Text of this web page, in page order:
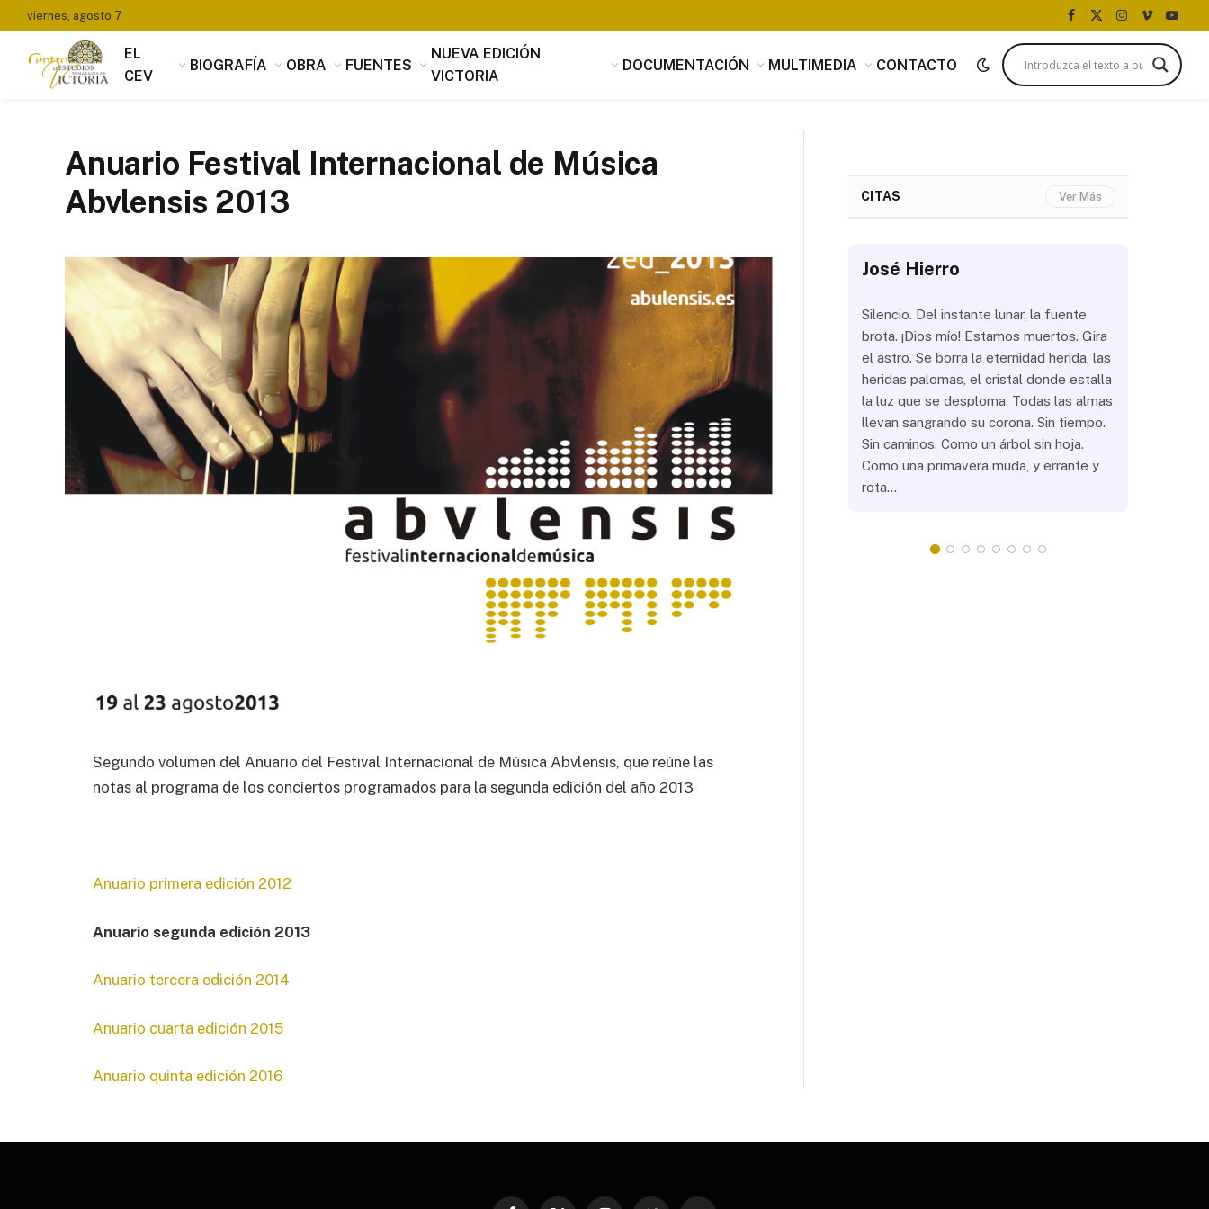
viernes, agosto 7
Facebook
X
(Twitter)
Instagram
Vimeo
EL
CEV
BIOGRAFÍA OBRA FUENTES
NUEVA EDICIÓN
VICTORIA
DOCUMENTACIÓN MULTIMEDIA CONTACTO
Anuario Festival Internacional de Música
Abvlensis 2013
Segundo volumen del Anuario del Festival Internacional de Música Abvlensis, que reúne las
notas al programa de los conciertos programados para la segunda edición del año 2013
Anuario primera edición 2012
Anuario segunda edición 2013
Anuario tercera edición 2014
Anuario cuarta edición 2015
Anuario quinta edición 2016
CITAS Ver Más
Tomás Luis de Victoria
Si alguien buscara utilidad, nada es más
útil que la música, que penetrando con
suavidad en los corazones a través del
mensaje de los oídos, parece servir de
provecho, no sólo al alma sino también
al cuerpo.
José Hierro
Silencio. Del instante lunar, la fuente
brota. ¡Dios mío! Estamos muertos. Gira
el astro. Se borra la eternidad herida, las
heridas palomas, el cristal donde estalla
la luz que se desploma. Todas las almas
llevan sangrando su corona. Sin tiempo.
Sin caminos. Como un árbol sin hoja.
Como una primavera muda, y errante y
rota…